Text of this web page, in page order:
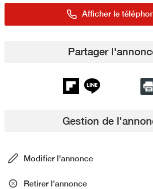
Afficher le
Partager
Gestion de
Modifier l'annonce
Retirer l'annonce